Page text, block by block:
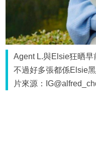
Agent L.與Elsie狂晒早
不過好多張都係Elsie
片來源：